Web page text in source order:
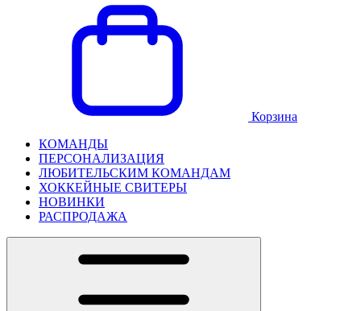
Корзина
КОМАНДЫ
ПЕРСОНАЛИЗАЦИЯ
ЛЮБИТЕЛЬСКИМ КОМАНДАМ
ХОККЕЙНЫЕ СВИТЕРЫ
НОВИНКИ
РАСПРОДАЖА